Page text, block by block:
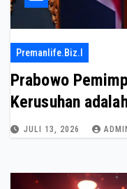
Premanlife.biz.i
Prabowo
Kerusuhan
JULI 13, 2026